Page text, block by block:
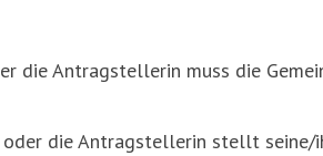
die Antragstellerin muss die
die Antragstellerin stellt